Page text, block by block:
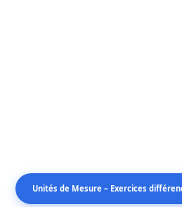
Unités de Mesure – Exercices